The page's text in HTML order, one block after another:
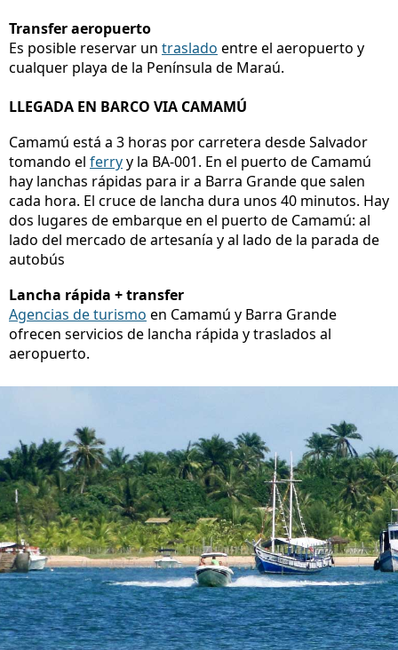
Transfer aeropuerto
Es posible reservar un traslado entre el aeropuerto y
cualquer playa de la Península de Maraú.
LLEGADA EN BARCO VIA CAMAMÚ
Camamú está a 3 horas por carretera desde Salvador
tomando el ferryy la BA-001. En el puerto de Camamú
hay lanchas rápidas para ir a Barra Grande que salen
cada hora. El cruce de lancha dura unos 40 minutos. Hay
dos lugares de embarque en el puerto de Camamú: al
lado del mercado de artesanía y al lado de la parada de
autobús
Lancha rápida + transfer
Agencias de turismo en Camamú y Barra Grande
ofrecen servicios de lancha rápida y traslados al
aeropuerto.